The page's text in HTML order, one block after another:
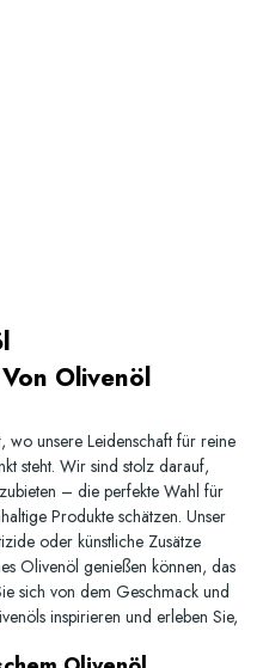
Olivenöl
, wo unsere Leidenschaft für reine
steht. Wir sind stolz darauf,
– die perfekte Wahl für
Produkte schätzen. Unser
oder künstliche Zusätze
Olivenöl genießen können, das
sich von dem Geschmack und
inspirieren und erleben Sie,